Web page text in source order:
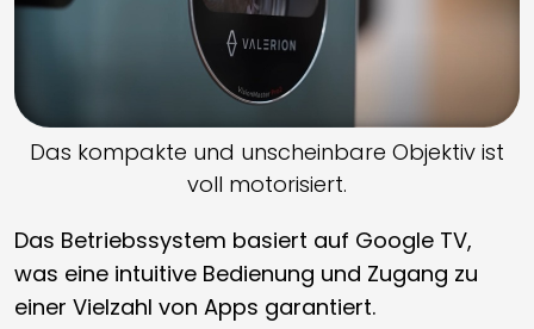
Das kompakte und unscheinbare Objektiv ist
voll motorisiert.
Das Betriebssystem basiert auf Google TV,
was eine intuitive Bedienung und Zugang zu
einer Vielzahl von Apps garantiert.